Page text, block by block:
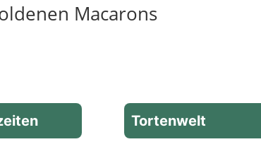
Macarons
Tortenwelt